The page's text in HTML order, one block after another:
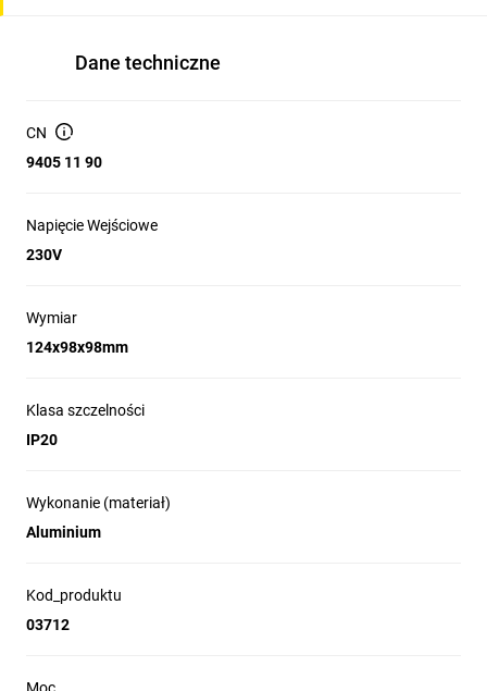
Dane techniczne
CN
9405 11 90
Napięcie Wejściowe
230V
Wymiar
124x98x98mm
Klasa szczelności
IP20
Wykonanie (materiał)
Aluminium
Kod_produktu
03712